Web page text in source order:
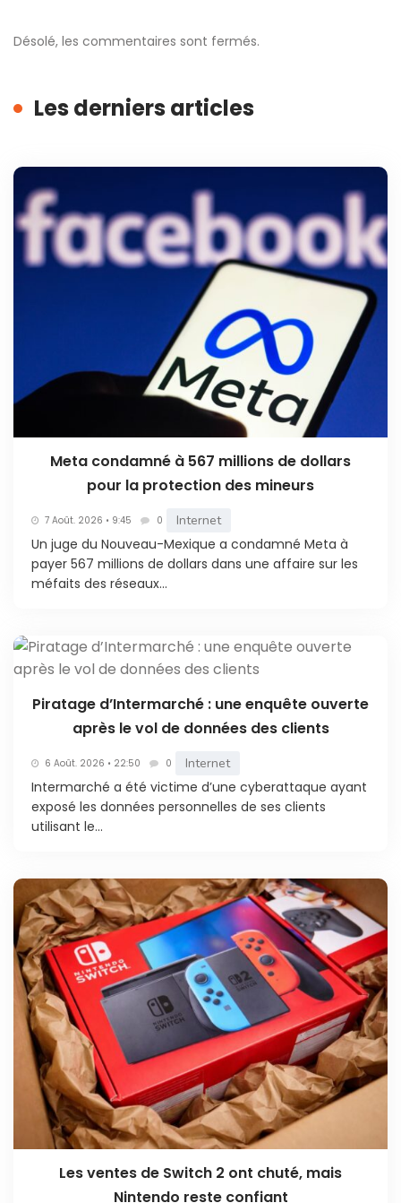
Désolé, les commentaires sont fermés.
Les derniers articles
Meta condamné à 567 millions de dollars
pour la protection des mineurs
7 Août. 2026 • 9:45 0 Internet
Un juge du Nouveau-Mexique a condamné Meta à
payer 567 millions de dollars dans une affaire sur les
méfaits des réseaux...
Piratage d’Intermarché : une enquête ouverte
après le vol de données des clients
6 Août. 2026 • 22:50 0 Internet
Intermarché a été victime d’une cyberattaque ayant
exposé les données personnelles de ses clients
utilisant le...
Les ventes de Switch 2 ont chuté, mais
Nintendo reste confiant